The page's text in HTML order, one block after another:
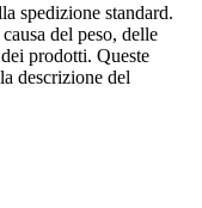
spedizione standard.
del peso, delle
prodotti. Queste
descrizione del